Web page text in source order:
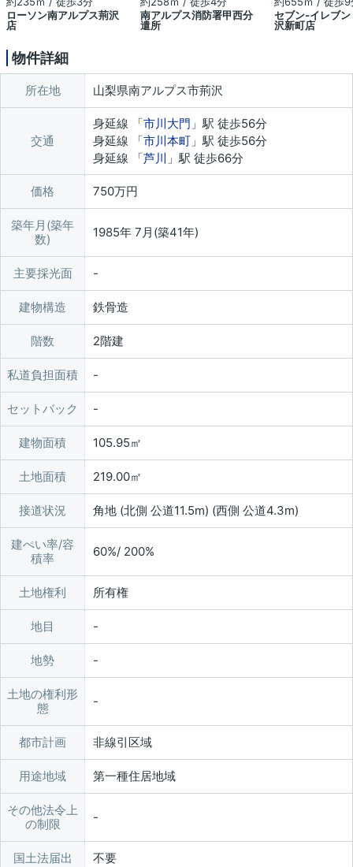
ローソン南アルプス荊沢
店
南アルプス消防署甲西分
遣所
セブン‐イレブ
沢新町店
物件詳細
所在地 山梨県南アルプス市荊沢
交通
身延線 「市川大門 」駅 徒歩56分
身延線 「市川本町 」駅 徒歩56分
身延線 「芦川 」駅 徒歩66分
価格 750万円
築年月(築年
数)
1985年 7月(築41年)
主要採光面
建物構造 鉄骨造
階数 2階建
私道負担面積
セットバック
建物面積 105.95㎡
土地面積 219.00㎡
接道状況 角地 (北側 公道11.5m) (西側 公道4.3m)
建ぺい率/容
積率
60%/ 200%
土地権利 所有権
地目
地勢
土地の権利形
態
都市計画 非線引区域
用途地域 第一種住居地域
その他法令上
の制限
国土法届出 不要